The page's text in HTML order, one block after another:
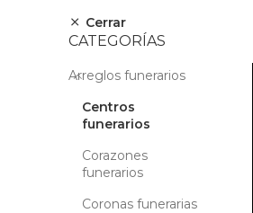
Cerrar
CATEGORÍAS
Arreglos funerarios
Centros
funerarios
Corazones
funerarios
Coronas funerarias